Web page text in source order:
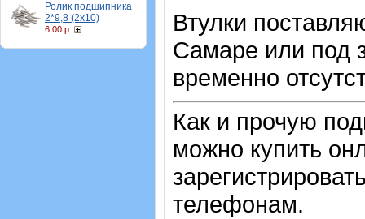
Ролик подшипника
2*9,8 (2х10)
6.00 р.
Втулки
Самаре или под
временно
Как и прочую
можно купить
телефонам.